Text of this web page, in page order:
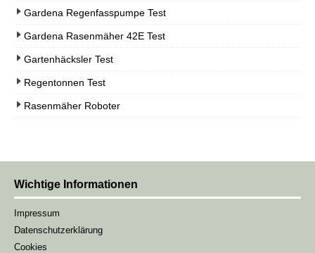
Gardena Regenfasspumpe Test
Gardena Rasenmäher 42E Test
Gartenhäcksler Test
Regentonnen Test
Rasenmäher Roboter
Wichtige Informationen
Impressum
Datenschutzerklärung
Cookies